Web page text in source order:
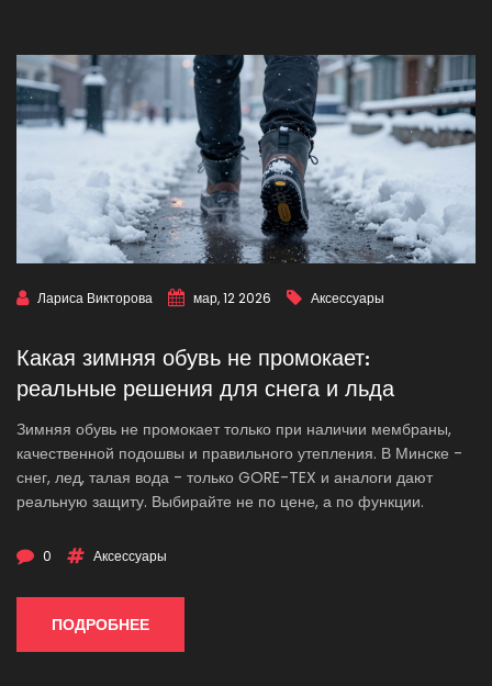
Лариса Викторова мар, 12 2026 Аксессуары
Какая зимняя обувь не промокает:
реальные решения для снега и льда
Зимняя обувь не промокает только при наличии мембраны,
качественной подошвы и правильного утепления. В Минске -
снег, лед, талая вода - только GORE-TEX и аналоги дают
реальную защиту. Выбирайте не по цене, а по функции.
0 Аксессуары
ПОДРОБНЕЕ